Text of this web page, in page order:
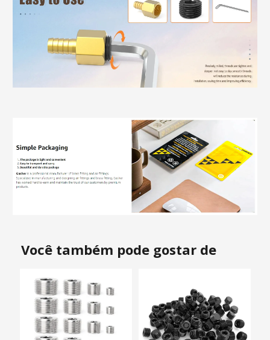
Você também pode gostar de